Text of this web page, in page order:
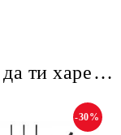
Още продукти, които може да ти харесат
-30%